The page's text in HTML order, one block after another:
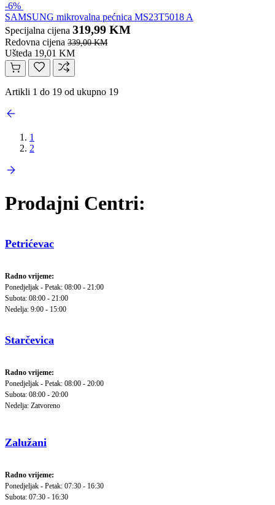
-6%
SAMSUNG mikrovalna pećnica MS23T5018 A
Specijalna cijena 319,99 KM
Redovna cijena 339,00 KM
Ušteda 19,01 KM
Artikli 1 do 19 od ukupno 19
1
2
Prodajni Centri:
Petrićevac
Radno vrijeme:
Ponedjeljak - Petak: 08:00 - 21:00
Subota: 08:00 - 21:00
Nedelja: 9:00 - 15:00
Starčevica
Radno vrijeme:
Ponedjeljak - Petak: 08:00 - 20:00
Subota: 08:00 - 20:00
Nedelja: Zatvoreno
Zalužani
Radno vrijeme:
Ponedjeljak - Petak: 07:30 - 16:30
Subota: 07:30 - 16:30